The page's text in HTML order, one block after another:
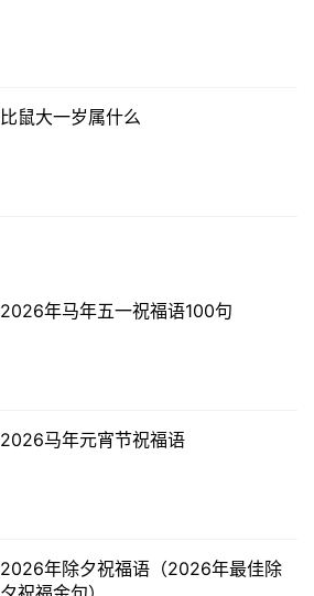
比鼠大一岁属什么
2026年马年五一祝福语100句
2026马年元宵节祝福语
2026年除夕祝福语（2026年最佳除